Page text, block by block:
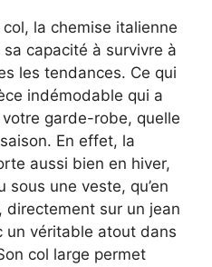
la chemise italienne
capacité à survivre à
les tendances. Ce qui
indémodable qui a
garde-robe, quelle
En effet, la
aussi bien en hiver,
sous une veste, qu’en
directement sur un jean
un véritable atout dans
col large permet